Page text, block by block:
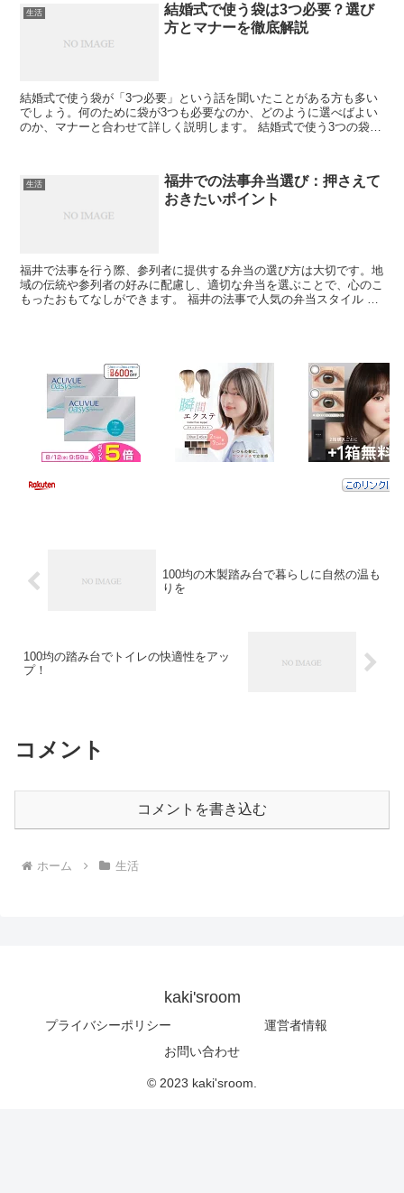
生活
結婚式で使う袋は3つ必要？選び
方とマナーを徹底解説
結婚式で使う袋が「3つ必要」という話を聞いたことがある方も多い
でしょう。何のために袋が3つも必要なのか、どのように選べばよい
のか、マナーと合わせて詳しく説明します。 結婚式で使う3つの袋と
生活
福井での法事弁当選び：押さえて
おきたいポイント
福井で法事を行う際、参列者に提供する弁当の選び方は大切です。地
域の伝統や参列者の好みに配慮し、適切な弁当を選ぶことで、心のこ
もったおもてなしができます。 福井の法事で人気の弁当スタイル 福
100均の木製踏み台で暮らしに自然の温も
りを
100均の踏み台でトイレの快適性をアッ
プ！
コメント
コメントを書き込む
ホーム 生活
kaki'sroom
プライバシーポリシー
運営者情報
お問い合わせ
© 2023 kaki'sroom.